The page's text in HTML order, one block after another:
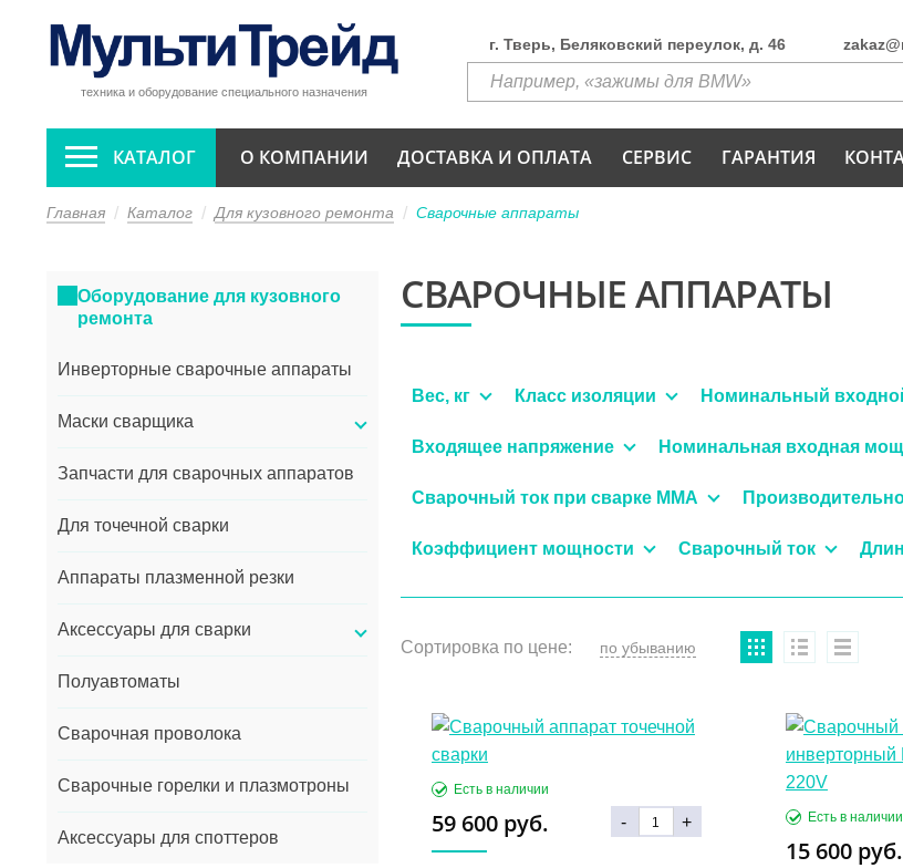
техника и оборудование специального назначения
г. Тверь, Беляковский переулок, д. 46
КАТАЛОГ О КОМПАНИИ ДОСТАВКА И ОПЛАТА СЕРВИС ГАРАНТИЯ
Главная Каталог Для кузовного ремонта Сварочные аппараты
Оборудование для кузовного
ремонта
Инверторные сварочные аппараты
Маски сварщика
Запчасти для сварочных аппаратов
Для точечной сварки
Аппараты плазменной резки
Аксессуары для сварки
Полуавтоматы
Сварочная проволока
Сварочные горелки и плазмотроны
Аксессуары для споттеров
СВАРОЧНЫЕ АППАРАТЫ
Вес, кг Класс изоляции Номинальный
Входящее напряжение Номинальная входная
Сварочный ток при сварке MMA
Коэффициент мощности Сварочный ток
Сортировка по цене:
59 600 руб. - +
15 600 руб.